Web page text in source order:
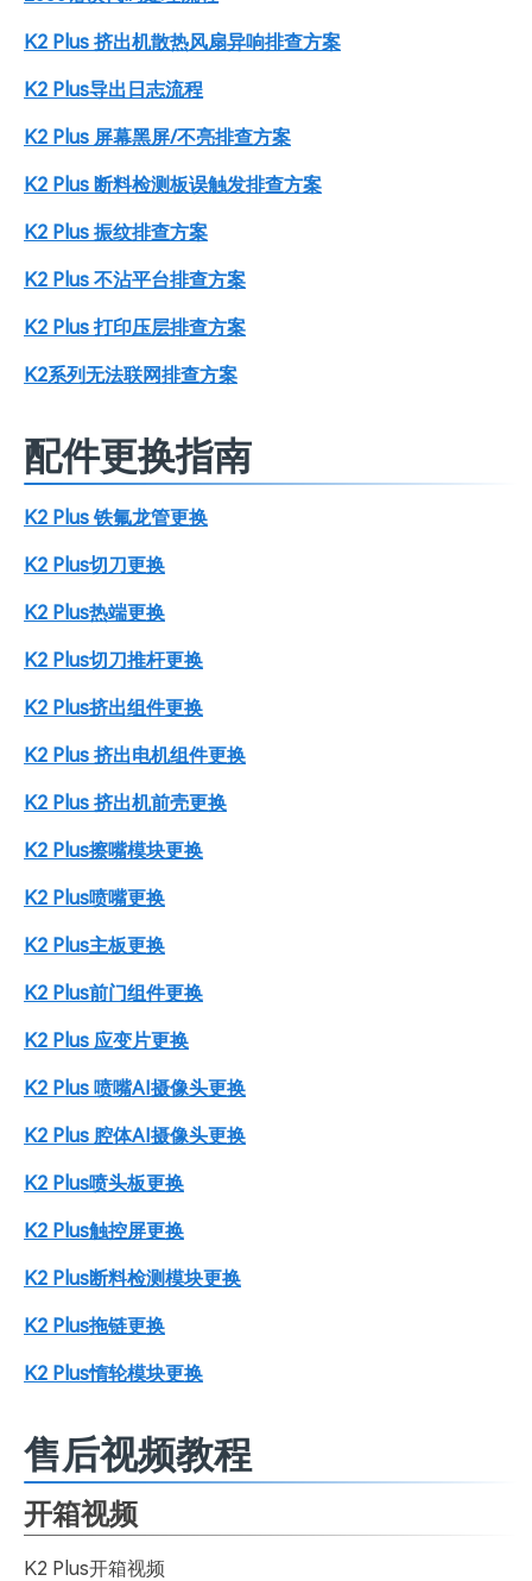
K2 Plus 挤出机散热风扇异响排查方案
K2 Plus导出日志流程
K2 Plus 屏幕黑屏/不亮排查方案
K2 Plus 断料检测板误触发排查方案
K2 Plus 振纹排查方案
K2 Plus 不沾平台排查方案
K2 Plus 打印压层排查方案
K2系列无法联网排查方案
配件更换指南
K2 Plus 铁氟龙管更换
K2 Plus切刀更换
K2 Plus热端更换
K2 Plus切刀推杆更换
K2 Plus挤出组件更换
K2 Plus 挤出电机组件更换
K2 Plus 挤出机前壳更换
K2 Plus擦嘴模块更换
K2 Plus喷嘴更换
K2 Plus主板更换
K2 Plus前门组件更换
K2 Plus 应变片更换
K2 Plus 喷嘴AI摄像头更换
K2 Plus 腔体AI摄像头更换
K2 Plus喷头板更换
K2 Plus触控屏更换
K2 Plus断料检测模块更换
K2 Plus拖链更换
K2 Plus惰轮模块更换
售后视频教程
开箱视频
K2 Plus开箱视频